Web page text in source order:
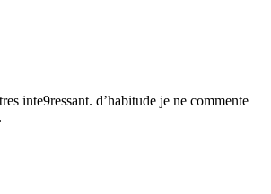
inte9ressant. d’habitude je ne commente